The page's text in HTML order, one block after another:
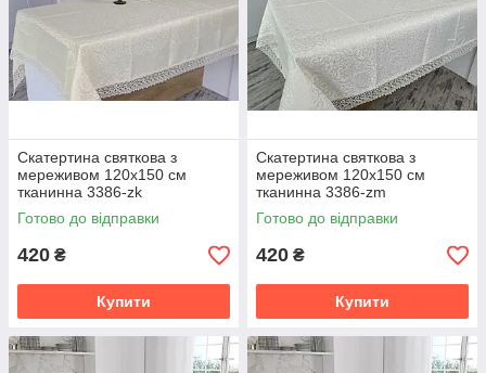
Скатертина святкова з
мереживом 120x150 см
тканинна 3386-zk
Готово до відправки
420 ₴
Купити
Скатертина святкова з
мереживом 120x150 см
тканинна 3386-zm
Готово до відправки
420 ₴
Купити